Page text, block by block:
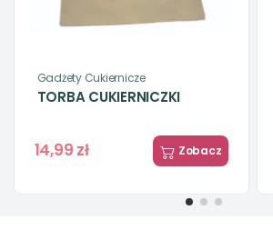
Gadżety Cukiernicze
TORBA CUKIERNICZKI
14,99 zł Zobacz